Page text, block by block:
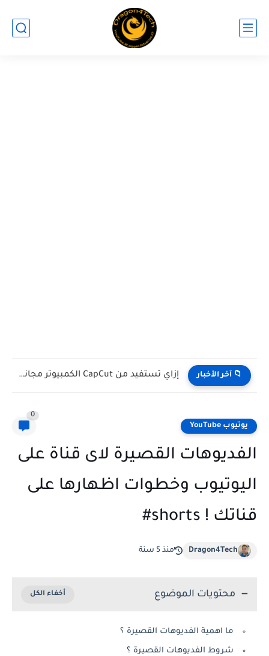
📁 آخر الأخبار عاصفة في Blogger: أنظمة Google الآلية تغلق مئات المدونات بالخطأ...
يوتيوب YouTube
0
الفديوهات القصيرة لاى قناة على
اليوتيوب وخطوات اظهارها على
قناتك ! shorts#
Dragon4Tech منذ 5 سنة
محتويات الموضوع
ما اهمية الفديوهات القصيرة ؟
شروط الفديوهات القصيرة ؟